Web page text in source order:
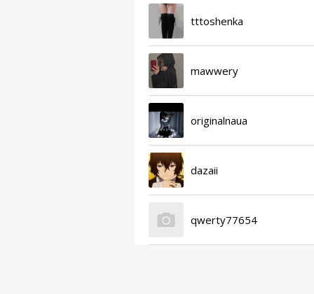
tttoshenka
mawwery
originalnaua
dazaii
qwerty77654